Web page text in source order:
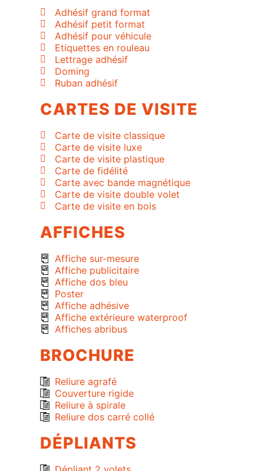
Adhésif grand format
Adhésif petit format
Adhésif pour véhicule
Etiquettes en rouleau
Lettrage adhésif
Doming
Ruban adhésif
CARTES DE VISITE
Carte de visite classique
Carte de visite luxe
Carte de visite plastique
Carte de fidélité
Carte avec bande magnétique
Carte de visite double volet
Carte de visite en bois
AFFICHES
Affiche sur-mesure
Affiche publicitaire
Affiche dos bleu
Poster
Affiche adhésive
Affiche extérieure waterproof
Affiches abribus
BROCHURE
Reliure agrafé
Couverture rigide
Reliure à spirale
Reliure dos carré collé
DÉPLIANTS